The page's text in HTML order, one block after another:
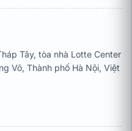
Tây, tòa nhà Lotte Center
Võ, Thành phố Hà Nội, Việt